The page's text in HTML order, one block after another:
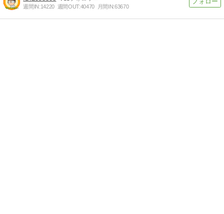
週間IN:14220 週間OUT:40470 月間IN:63670